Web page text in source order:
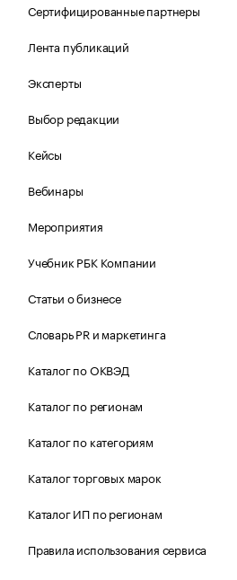
Сертифицированные партнеры
Лента публикаций
Эксперты
Выбор редакции
Кейсы
Вебинары
Мероприятия
Учебник РБК Компании
Статьи о бизнесе
Словарь PR и маркетинга
Каталог по ОКВЭД
Каталог по регионам
Каталог по категориям
Каталог торговых марок
Каталог ИП по регионам
Правила использования сервиса